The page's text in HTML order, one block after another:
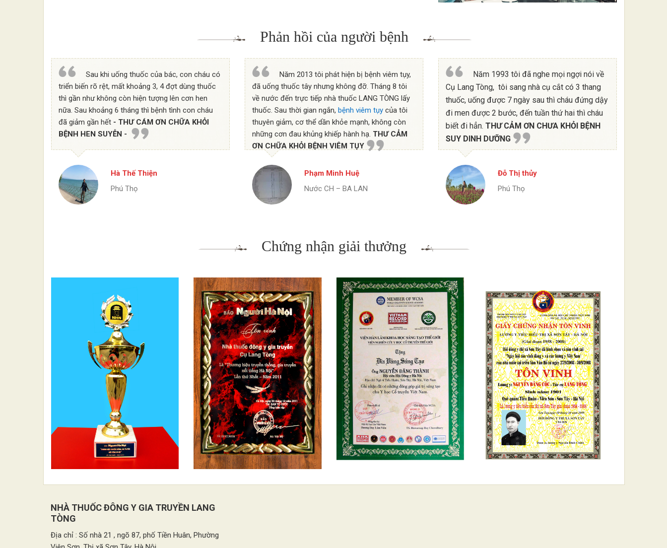
Phản hồi của người bệnh
Sau khi uống thuốc của bác, con cháu có
triển biến rõ rệt, mất khoảng 3, 4 đợt dùng thuốc
thì gần như không còn hiện tượng lên cơn hen
nữa. Sau khoảng 6 tháng thì bệnh tình con cháu
đã giảm gần hết - THƯ CÁM ƠN CHỮA KHỎI
BỆNH HEN SUYỄN -
Hà Thế Thiện
Phú Thọ
Năm 2013 tôi phát hiện bị bệnh viêm tụy,
đã uống thuốc tây nhưng không đỡ. Tháng 8 tôi
về nước đến trực tiếp nhà thuốc LANG TÒNG lấy
thuốc. Sau thời gian ngắn, bệnh viêm tụy của tôi
thuyên giảm, cơ thể dần khỏe mạnh, không còn
những cơn đau khủng khiếp hành hạ. THƯ CẢM
ƠN CHỮA KHỎI BỆNH VIÊM TỤY
Phạm Minh Huệ
Nước CH – BA LAN
Năm 1993 tôi đã nghe mọi ngợi nói về
Cụ Lang Tòng, tôi sang nhà cụ cắt có 3 thang
thuốc, uống được 7 ngày sau thì cháu đứng dậy
đi men được 2 bước, đến tuần thứ hai thì cháu
biết đi hẳn. THƯ CẢM ƠN CHƯA KHỎI BỆNH
SUY DINH DƯỠNG
Đỗ Thị thủy
Phú Thọ
Chứng nhận giải thưởng
NHÀ THUỐC ĐÔNG Y GIA TRUYỀN LANG
TÒNG
Địa chỉ : Số nhà 21 , ngõ 87, phố Tiền Huân, Phường